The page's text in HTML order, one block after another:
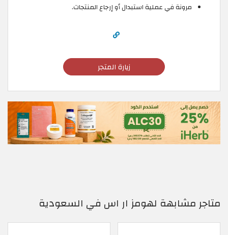
مرونة في عملية استبدال أو إرجاع المنتجات.
زيارة المتجر
متاجر مشابهة لهومز ار اس في السعودية